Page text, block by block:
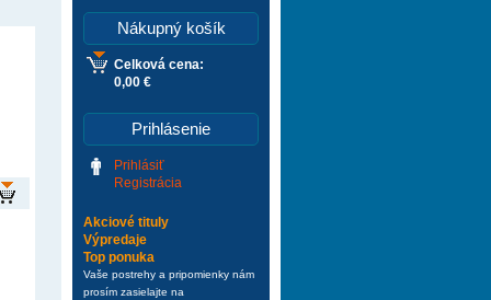
Nákupný košík
Celková cena:
0,00 €
Prihlásenie
Prihlásiť
Registrácia
Akciové tituly
Výpredaje
Top ponuka
Vaše postrehy a pripomienky nám
prosím zasielajte na